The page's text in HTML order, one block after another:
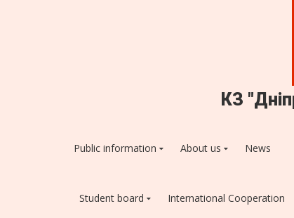
КЗ
Public information About us News
Student board International Cooperation